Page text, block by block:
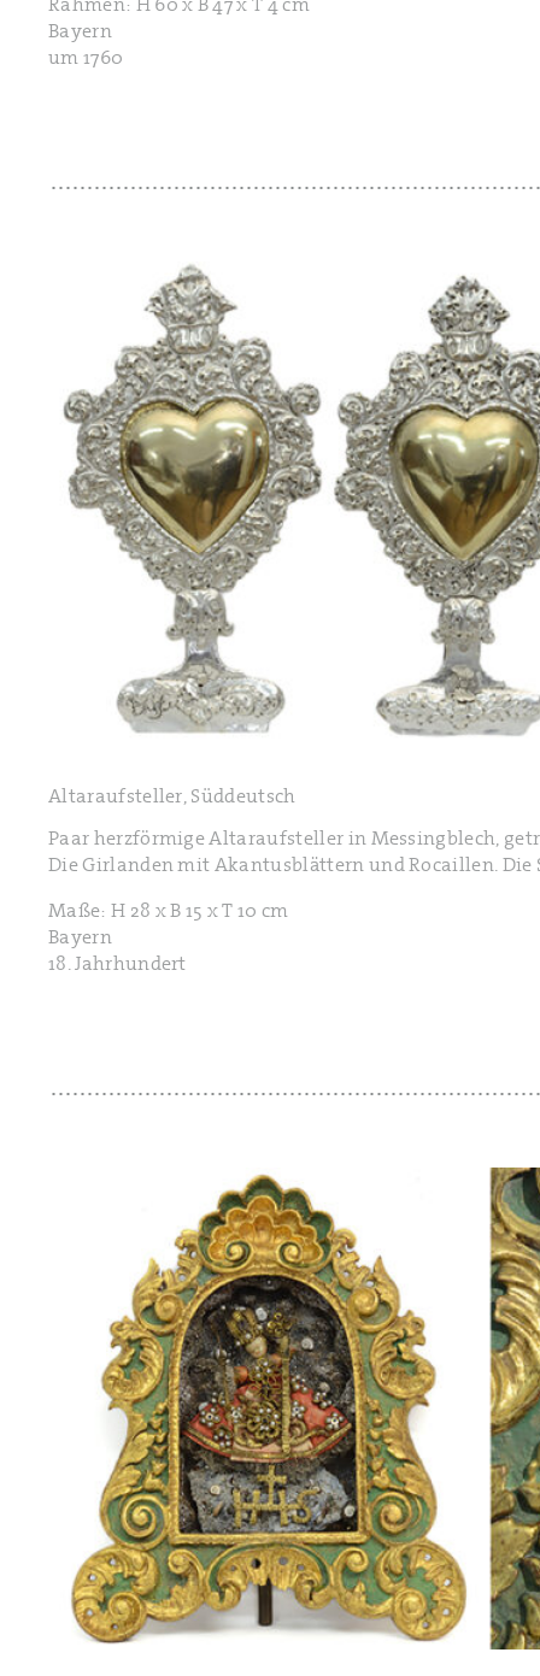
Rahmen: H 60 x B 47 x T 4 cm
Bayern
um 1760
Altaraufsteller, Süddeutsch
Paar herzförmige Altaraufsteller in Messingblech,
Die Girlanden mit Akantusblättern und Rocaillen. Die
Maße: H 28 x B 15 x T 10 cm
Bayern
18. Jahrhundert